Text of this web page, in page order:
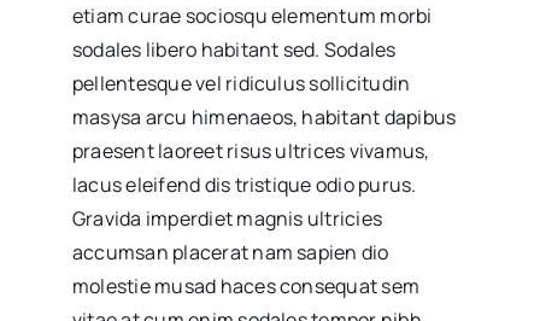
etiam curae sociosqu elementum morbi
sodales libero habitant sed. Sodales
pellentesque vel ridiculus sollicitudin
masysa arcu himenaeos, habitant dapibus
praesent laoreet risus ultrices vivamus,
lacus eleifend dis tristique odio purus.
Gravida imperdiet magnis ultricies
accumsan placerat nam sapien dio
molestie musad haces consequat sem